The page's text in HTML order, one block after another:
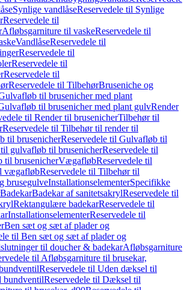
Synlige vandlåseReservedele til Synlige
Reservedele til
Afløbsgarniture til vaskeReservedele til
VandlåseReservedele til
Reservedele til
Reservedele til
Reservedele til
Reservedele til TilbehørBruseniche og
til brusenicher med plant
til brusenicher med plant gulvRender
til Render til brusenicherTilbehør til
Reservedele til Tilbehør til render til
til brusenicherReservedele til Gulvafløb til
gulvafløb til brusenicherReservedele til
til brusenicherVægafløbReservedele til
vægafløbReservedele til Tilbehør til
brusegulveInstallationselementerSpecifikke
BadekarBadekar af sanitetsakrylReservedele til
Rektangulære badekarReservedele til
InstallationselementerReservedele til
Ben sæt og sæt af plader og
til Ben sæt og sæt af plader og
til doucher & badekarAfløbsgarniture
til Afløbsgarniture til brusekar,
Reservedele til Uden dæksel til
Reservedele til Dæksel til